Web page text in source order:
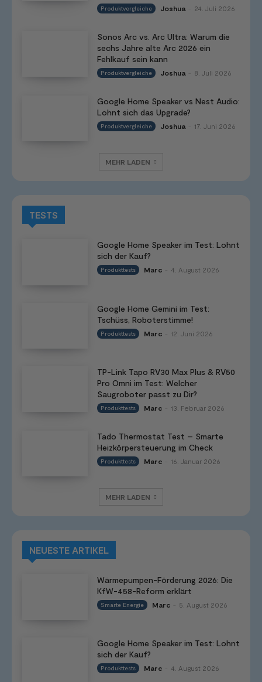
Produktvergleiche Joshua 24. Juli 2026
Sonos Arc vs. Arc Ultra: Warum die
sechs Jahre alte Arc 2026 ein
Fehlkauf sein kann
Produktvergleiche Joshua 8. Juli 2026
Google Home Speaker vs Nest Audio:
Lohnt sich das Upgrade?
Produktvergleiche Joshua 17. Juni 2026
MEHR LADEN
TESTS
Google Home Speaker im Test: Lohnt
sich der Kauf?
Produkttests Marc 4. August 2026
Google Home Gemini im Test:
Tschüss, Roboterstimme!
Produkttests Marc 12. Juni 2026
TP-Link Tapo RV30 Max Plus & RV50
Pro Omni im Test: Welcher
Saugroboter passt zu Dir?
Produkttests Marc 13. Februar 2026
Tado Thermostat Test – Smarte
Heizkörpersteuerung im Check
Produkttests Marc 16. Januar 2026
MEHR LADEN
NEUESTE ARTIKEL
Wärmepumpen-Förderung 2026: Die
KfW-458-Reform erklärt
Smarte Energie Marc 5. August 2026
Google Home Speaker im Test: Lohnt
sich der Kauf?
Produkttests Marc 4. August 2026